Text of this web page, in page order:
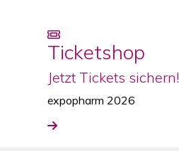
Ticketshop
Jetzt Tickets sichern!
expopharm 2026